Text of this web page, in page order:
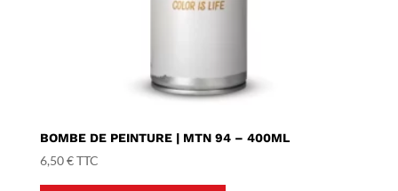
BOMBE DE PEINTURE | MTN 94 – 400ML
6,50€TTC